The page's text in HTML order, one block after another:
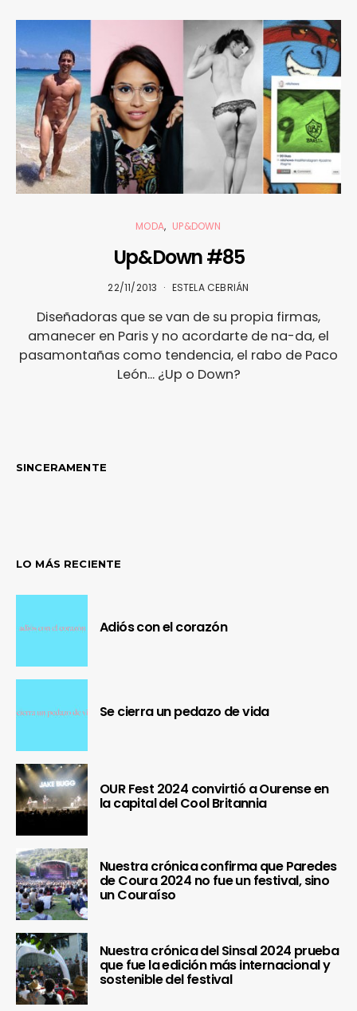
MODA UP&DOWN
Up&Down #85
22/11/2013 ESTELA CEBRIÁN
Diseñadoras que se van de su propia firmas,
amanecer en Paris y no acordarte de na-da, el
pasamontañas como tendencia, el rabo de Paco
León... ¿Up o Down?
SINCERAMENTE
LO MÁS RECIENTE
Adiós con el corazón
Se cierra un pedazo de vida
OUR Fest 2024 convirtió a Ourense en
la capital del Cool Britannia
Nuestra crónica confirma que Paredes
de Coura 2024 no fue un festival, sino
un Couraíso
Nuestra crónica del Sinsal 2024 prueba
que fue la edición más internacional y
sostenible del festival